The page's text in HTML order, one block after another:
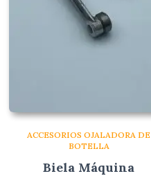
ACCESORIOS OJALADORA DE
BOTELLA
Biela Máquina